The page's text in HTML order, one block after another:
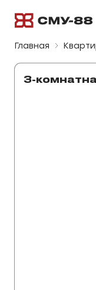
Главная
3-